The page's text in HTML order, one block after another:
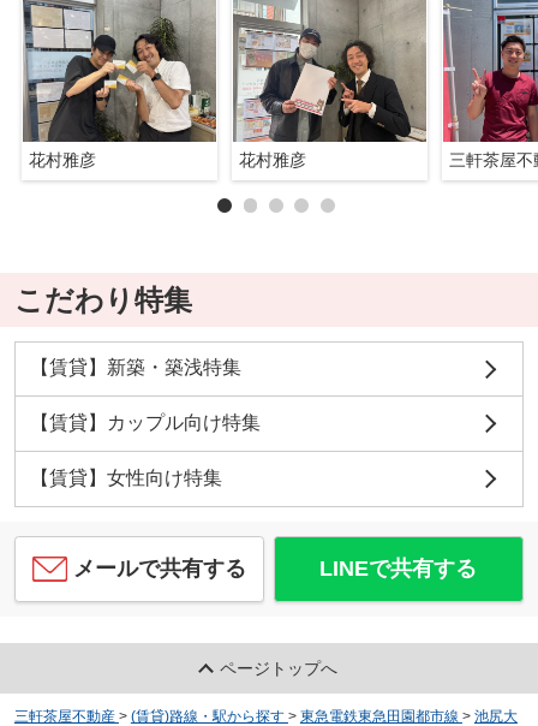
花村雅彦 花村雅彦 三軒茶屋不
こだわり特集
【賃貸】新築・築浅特集
【賃貸】カップル向け特集
【賃貸】女性向け特集
メールで共有する LINEで共有する
ページトップへ
三軒茶屋不動産 > (賃貸)路線・駅から探す > 東急電鉄東急田園都市線 > 池尻大